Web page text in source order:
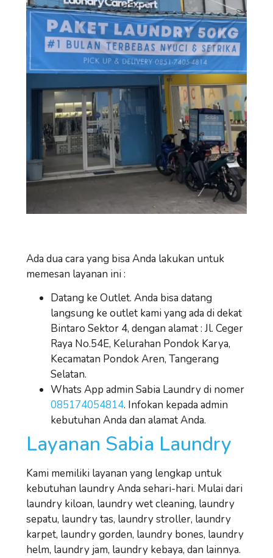
Ada dua cara yang bisa Anda lakukan untuk
memesan layanan ini :
Datang ke Outlet. Anda bisa datang
langsung ke outlet kami yang ada di dekat
Bintaro Sektor 4, dengan alamat : Jl. Ceger
Raya No.54E, Kelurahan Pondok Karya,
Kecamatan Pondok Aren, Tangerang
Selatan.
Whats App admin Sabia Laundry di nomer
085174054814. Infokan kepada admin
kebutuhan Anda dan alamat Anda.
Layanan Sabia Laundry
Kami memiliki layanan yang lengkap untuk
kebutuhan laundry Anda sehari-hari. Mulai dari
laundry kiloan, laundry wet cleaning, laundry
sepatu, laundry tas, laundry stroller, laundry
karpet, laundry gorden, laundry bones, laundry
helm, laundry jam, laundry kebaya, dan lainnya.